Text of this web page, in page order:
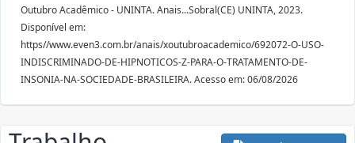
Outubro Acadêmico - UNINTA. Anais...Sobral(CE) UNINTA, 2023.
Disponível em:
https//www.even3.com.br/anais/xoutubroacademico/692072-O-USO-
INDISCRIMINADO-DE-HIPNOTICOS-Z-PARA-O-TRATAMENTO-DE-
INSONIA-NA-SOCIEDADE-BRASILEIRA. Acesso em: 06/08/2026